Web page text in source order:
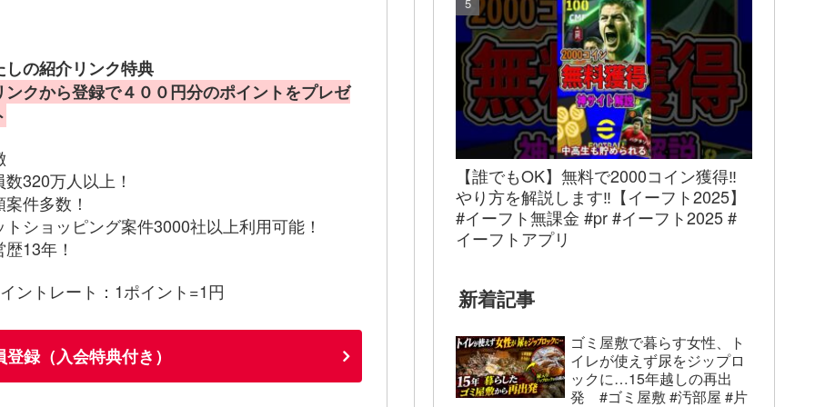
しの紹介リンク特典
ンクから登録で４００円分のポイントをプレゼ
数320万人以上！
件多数！
トショッピング案件3000社以上利用可能！
13年！
ントレート：1ポイント=1円
録（入会特典付き）
【誰でもOK】無料で2000コイン獲得‼︎
やり方を解説します‼︎【イーフト2025】
#イーフト無課金 #pr #イーフト2025 #
イーフトアプリ
新着記事
ゴミ屋敷で暮らす女性、ト
イレが使えず尿をジップロ
ックに…15年越しの再出
発 #ゴミ屋敷 #汚部屋 #片